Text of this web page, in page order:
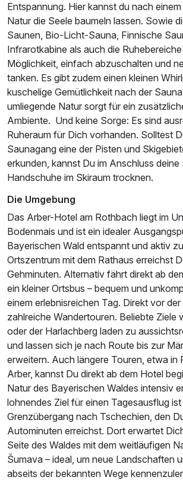
Entspannung. Hier kannst du nach
Natur die Seele baumeln lassen. Sowie
Saunen, Bio-Licht-Sauna, Finnische
Infrarotkabine als auch die
Möglichkeit, einfach abzuschalten und
tanken. Es gibt zudem einen kleinen
kuschelige Gemütlichkeit nach der
umliegende Natur sorgt für ein
Ambiente. Und keine Sorge: Es sind
Ruheraum für Dich vorhanden. Solltest
Saunagang eine der Pisten und
erkunden, kannst Du im Anschluss
Handschuhe im Skiraum trocknen.
Die Umgebung
Das Arber-Hotel am Rothbach liegt im
Bodenmais und ist ein idealer
Bayerischen Wald entspannt und aktiv
Ortszentrum mit dem Rathaus erreichst
Gehminuten. Alternativ fährt direkt ab
ein kleiner Ortsbus – bequem und
einem erlebnisreichen Tag. Direkt vor
zahlreiche Wandertouren. Beliebte Ziele
oder der Harlachberg laden zu
und lassen sich je nach Route bis zur
erweitern. Auch längere Touren, etwa in
Arber, kannst Du direkt ab dem Hotel
Natur des Bayerischen Waldes intensiv
lohnendes Ziel für einen Tagesausflug
Grenzübergang nach Tschechien, den
Autominuten erreichst. Dort erwartet
Seite des Waldes mit dem weitläufigen
Šumava – ideal, um neue Landschaften
abseits der bekannten Wege